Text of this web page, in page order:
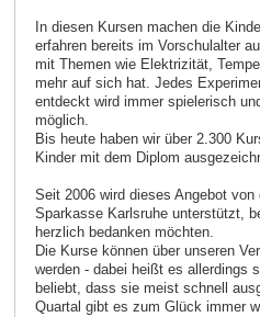
In diesen Kursen machen die
erfahren bereits im Vorschulalter
mit Themen wie Elektrizität,
mehr auf sich hat. Jedes
entdeckt wird immer spielerisch
möglich.
Bis heute haben wir über 2.300
Kinder mit dem Diplom
Seit 2006 wird dieses Angebot
Sparkasse Karlsruhe unterstützt,
herzlich bedanken möchten.
Die Kurse können über unseren
werden - dabei heißt es allerdings
beliebt, dass sie meist schnell
Quartal gibt es zum Glück immer